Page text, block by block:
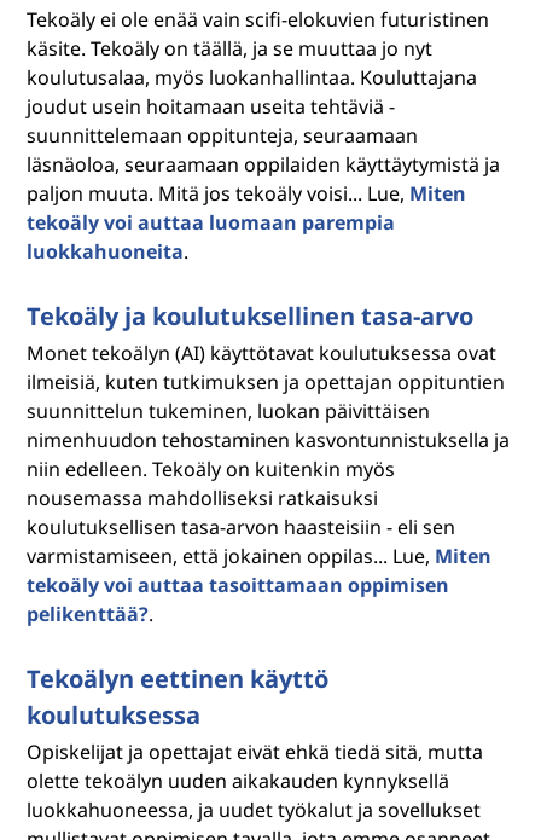
Tekoäly ei ole enää vain scifi-elokuvien futuristinen
käsite. Tekoäly on täällä, ja se muuttaa jo nyt
koulutusalaa, myös luokanhallintaa. Kouluttajana
joudut usein hoitamaan useita tehtäviä -
suunnittelemaan oppitunteja, seuraamaan
läsnäoloa, seuraamaan oppilaiden käyttäytymistä ja
paljon muuta. Mitä jos tekoäly voisi... Lue, Miten
tekoäly voi auttaa luomaan parempia
luokkahuoneita.
Tekoäly ja koulutuksellinen tasa-arvo
Monet tekoälyn (AI) käyttötavat koulutuksessa ovat
ilmeisiä, kuten tutkimuksen ja opettajan oppituntien
suunnittelun tukeminen, luokan päivittäisen
nimenhuudon tehostaminen kasvontunnistuksella ja
niin edelleen. Tekoäly on kuitenkin myös
nousemassa mahdolliseksi ratkaisuksi
koulutuksellisen tasa-arvon haasteisiin - eli sen
varmistamiseen, että jokainen oppilas... Lue, Miten
tekoäly voi auttaa tasoittamaan oppimisen
pelikenttää?.
Tekoälyn eettinen käyttö
koulutuksessa
Opiskelijat ja opettajat eivät ehkä tiedä sitä, mutta
olette tekoälyn uuden aikakauden kynnyksellä
luokkahuoneessa, ja uudet työkalut ja sovellukset